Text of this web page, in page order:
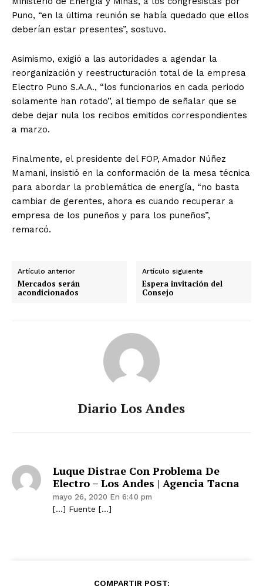
Puno, “en la última reunión se había quedado que ellos
deberían estar presentes”, sostuvo.
Asimismo, exigió a las autoridades a agendar la
reorganización y reestructuración total de la empresa
Electro Puno S.A.A., “los funcionarios en cada periodo
solamente han rotado”, al tiempo de señalar que se
debe dejar nula los recibos emitidos correspondientes
a marzo.
Finalmente, el presidente del FOP, Amador Núñez
Mamani, insistió en la conformación de la mesa técnica
para abordar la problemática de energía, “no basta
cambiar de gerentes, ahora es cuando recuperar a
empresa de los puneños y para los puneños”,
remarcó.
Artículo anterior
Mercados serán
acondicionados
Artículo siguiente
Espera invitación del
Consejo
Diario Los Andes
Luque Distrae Con Problema De
Electro – Los Andes | Agencia Tacna
mayo 26, 2020 En 6:40 pm
[…] Fuente […]
COMPARTIR POST: